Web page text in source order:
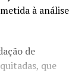
à análise
de
que